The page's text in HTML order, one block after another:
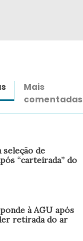
Mais
comentadas
seleção de
“carteirada” do
à AGU após
retirada do ar